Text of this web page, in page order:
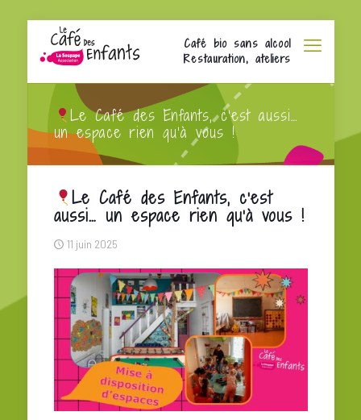
Café bio sans alcool
Restauration, ateliers
Le Café des Enfants, c’est aussi…
un espace rien qu’à vous !
Le Café des Enfants, c’est
aussi… un espace rien qu’à vous !
11 juin 2025